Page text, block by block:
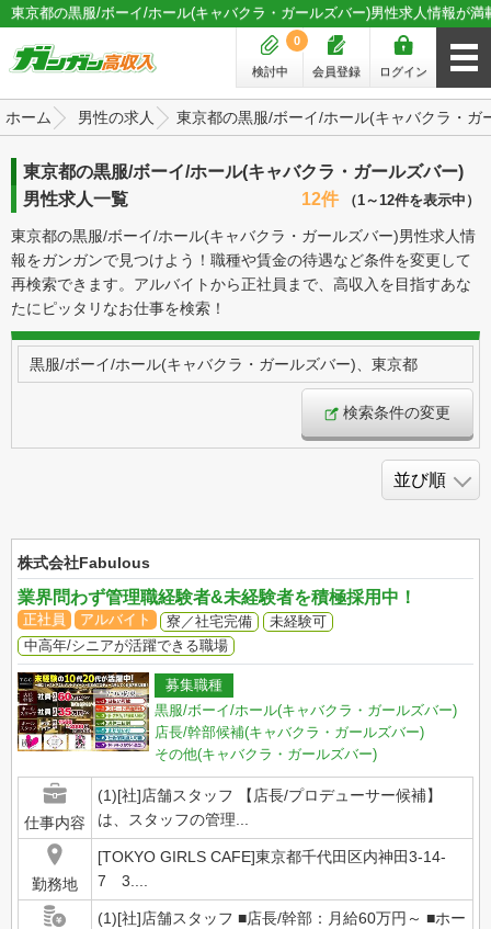
東京都の黒服/ボーイ/ホール(キャバクラ・ガールズバー)男性求人情報が満
ログイン
会員登録
検討中
0
ホーム 男性の求人 東京都の黒服/ボーイ/ホール(キャバクラ・ガ
東京都の黒服/ボーイ/ホール(キャバクラ・ガールズバー)
男性求人一覧
12件 （1～12件を表示中）
東京都の黒服/ボーイ/ホール(キャバクラ・ガールズバー)男性求人情
報をガンガンで見つけよう！職種や賃金の待遇など条件を変更して
再検索できます。アルバイトから正社員まで、高収入を目指すあな
たにピッタリなお仕事を検索！
黒服/ボーイ/ホール(キャバクラ・ガールズバー)、東京都
検索条件の変更
株式会社Fabulous
業界問わず管理職経験者&未経験者を積極採用中！
正社員 アルバイト 寮／社宅完備
未経験可
中高年/シニアが活躍できる職場
募集職種
黒服/ボーイ/ホール(キャバクラ・ガールズバー)
店長/幹部候補(キャバクラ・ガールズバー)
その他(キャバクラ・ガールズバー)
仕事内容
(1)[社]店舗スタッフ 【店長/プロデューサー候補】
は、スタッフの管理...
勤務地
[TOKYO GIRLS CAFE]東京都千代田区内神田3-14-
7 3....
(1)[社]店舗スタッフ ■店長/幹部：月給60万円～ ■ホー